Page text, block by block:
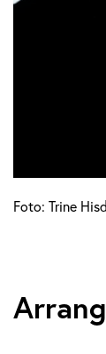
Foto: Trine